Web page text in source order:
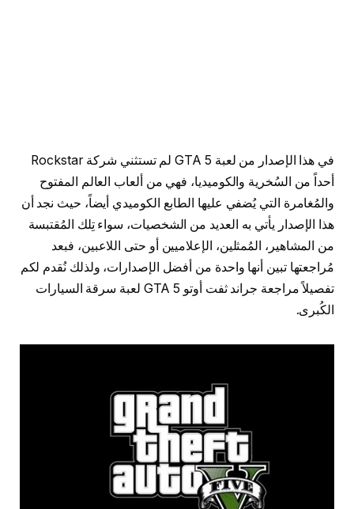
في هذا الإصدار من لعبة GTA 5 لم تستثني شركة Rockstar
أحداً من السُخرية والكوميديا، فهي من ألعاب العالم المفتوح
والمُغامرة التي يُضفي عليها الطابع الكوميدي أيضاً، حيث نجد أن
هذا الإصدار يأتي به العديد من الشخصيات، سواء تِلك المُقتبسة
من المشاهير، المُمثلين، الإعلاميين أو حتى اللاعبين، فبعد
مُراجعتها تبين أنها واحدة من أفضل الإصدارات، ولذلك نُقدم لكم
تفصيلاً مراجعة جراند ثفت أوتو 5 GTA لعبة سرقة السيارات
الكُبرى.